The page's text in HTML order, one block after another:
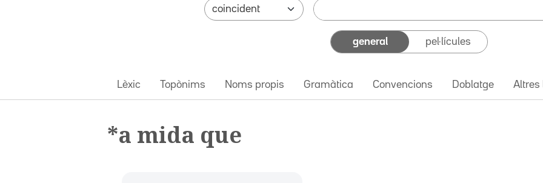
general pel·lícules
Lèxic Topònims Noms propis Gramàtica Convencions Doblatge Altres
*a mida que